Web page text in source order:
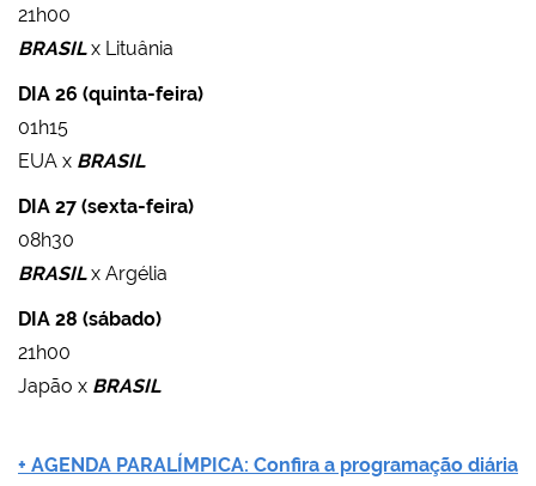
21h00
BRASILx Lituânia
DIA 26 (quinta-feira)
01h15
EUA x BRASIL
DIA 27 (sexta-feira)
08h30
BRASILx Argélia
DIA 28 (sábado)
21h00
Japão x BRASIL
+ AGENDA PARALÍMPICA: Confira a programação diária